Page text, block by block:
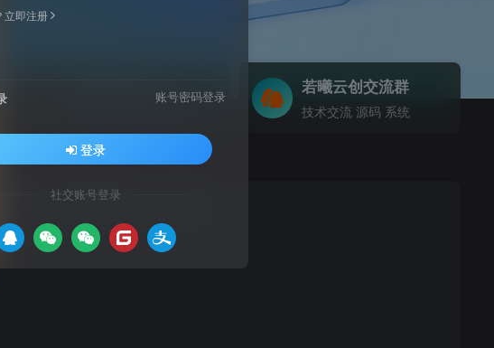
若曦云创交流群
技术交流 源码 系统
支付通道全插件集合（包更新）
立即注册
账号密码登录
登录
社交账号登录